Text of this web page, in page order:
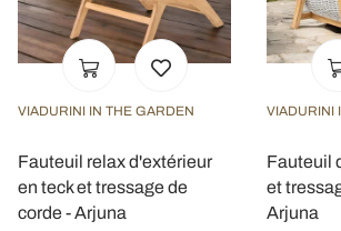
VIADURINI IN THE GARDEN
Fauteuil relax d'extérieur
en teck et tressage de
corde - Arjuna
VIADURINI
Fauteuil
et
Arjuna